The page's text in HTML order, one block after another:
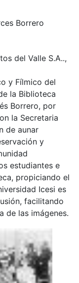
Borrero
del Valle S.A..,
y Fílmico del
la Biblioteca
Borrero, por
la Secretaria
de aunar
y
estudiantes e
propiciando el
Icesi es
facilitando
de las imágenes.